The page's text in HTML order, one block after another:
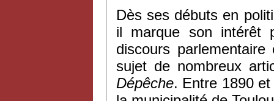
Dès ses débuts en
il marque son intérêt
discours
sujet de nombreux
Dépêche. Entre 1890